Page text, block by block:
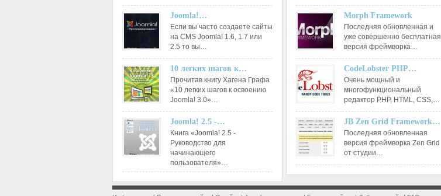
Joomla!…
Если вы часто создаете сайты
на CMS Joomla! 1.6, 1.7 или
2.5 то вы…
10 легких шагов к…
Прочитав книгу Хагена Графа
«10 легких шагов к освоению
Joomla! 3.0»…
Joomla! 2.5 -…
Книга «Joomla! 2.5 -
Руководство для
начинающего
пользователя»…
Morph Framework
Последняя обновленная и
уже совершенно бесплатная
версия фреймворка…
CodeLobster PHP…
Очень мощный и
многофункциональный
редактор РНР, HTML, CSS,…
JB Zen Grid Framework…
Последняя обновленная
версия фреймворка Zen Grid
от студии…